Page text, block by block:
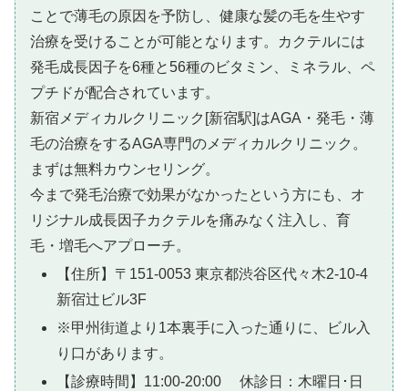
ことで薄毛の原因を予防し、健康な髪の毛を生やす
治療を受けることが可能となります。カクテルには
発毛成長因子を6種と56種のビタミン、ミネラル、ペ
プチドが配合されています。
新宿メディカルクリニック[新宿駅]はAGA・発毛・薄
毛の治療をするAGA専門のメディカルクリニック。
まずは無料カウンセリング。
今まで発毛治療で効果がなかったという方にも、オ
リジナル成長因子カクテルを痛みなく注入し、育
毛・増毛へアプローチ。
【住所】〒151-0053 東京都渋谷区代々木2-10-4
新宿辻ビル3F
※甲州街道より1本裏手に入った通りに、ビル入
り口があります。
【診療時間】11:00-20:00 休診日：木曜日･日